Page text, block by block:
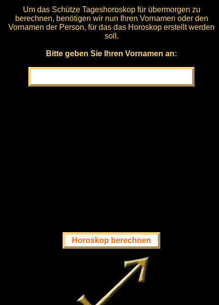
Um das Schütze Tageshoroskop für übermorgen zu
berechnen, benötigen wir nun Ihren Vornamen oder den
Vornamen der Person, für das das Horoskop erstellt werden
soll.
Bitte geben Sie Ihren Vornamen an: